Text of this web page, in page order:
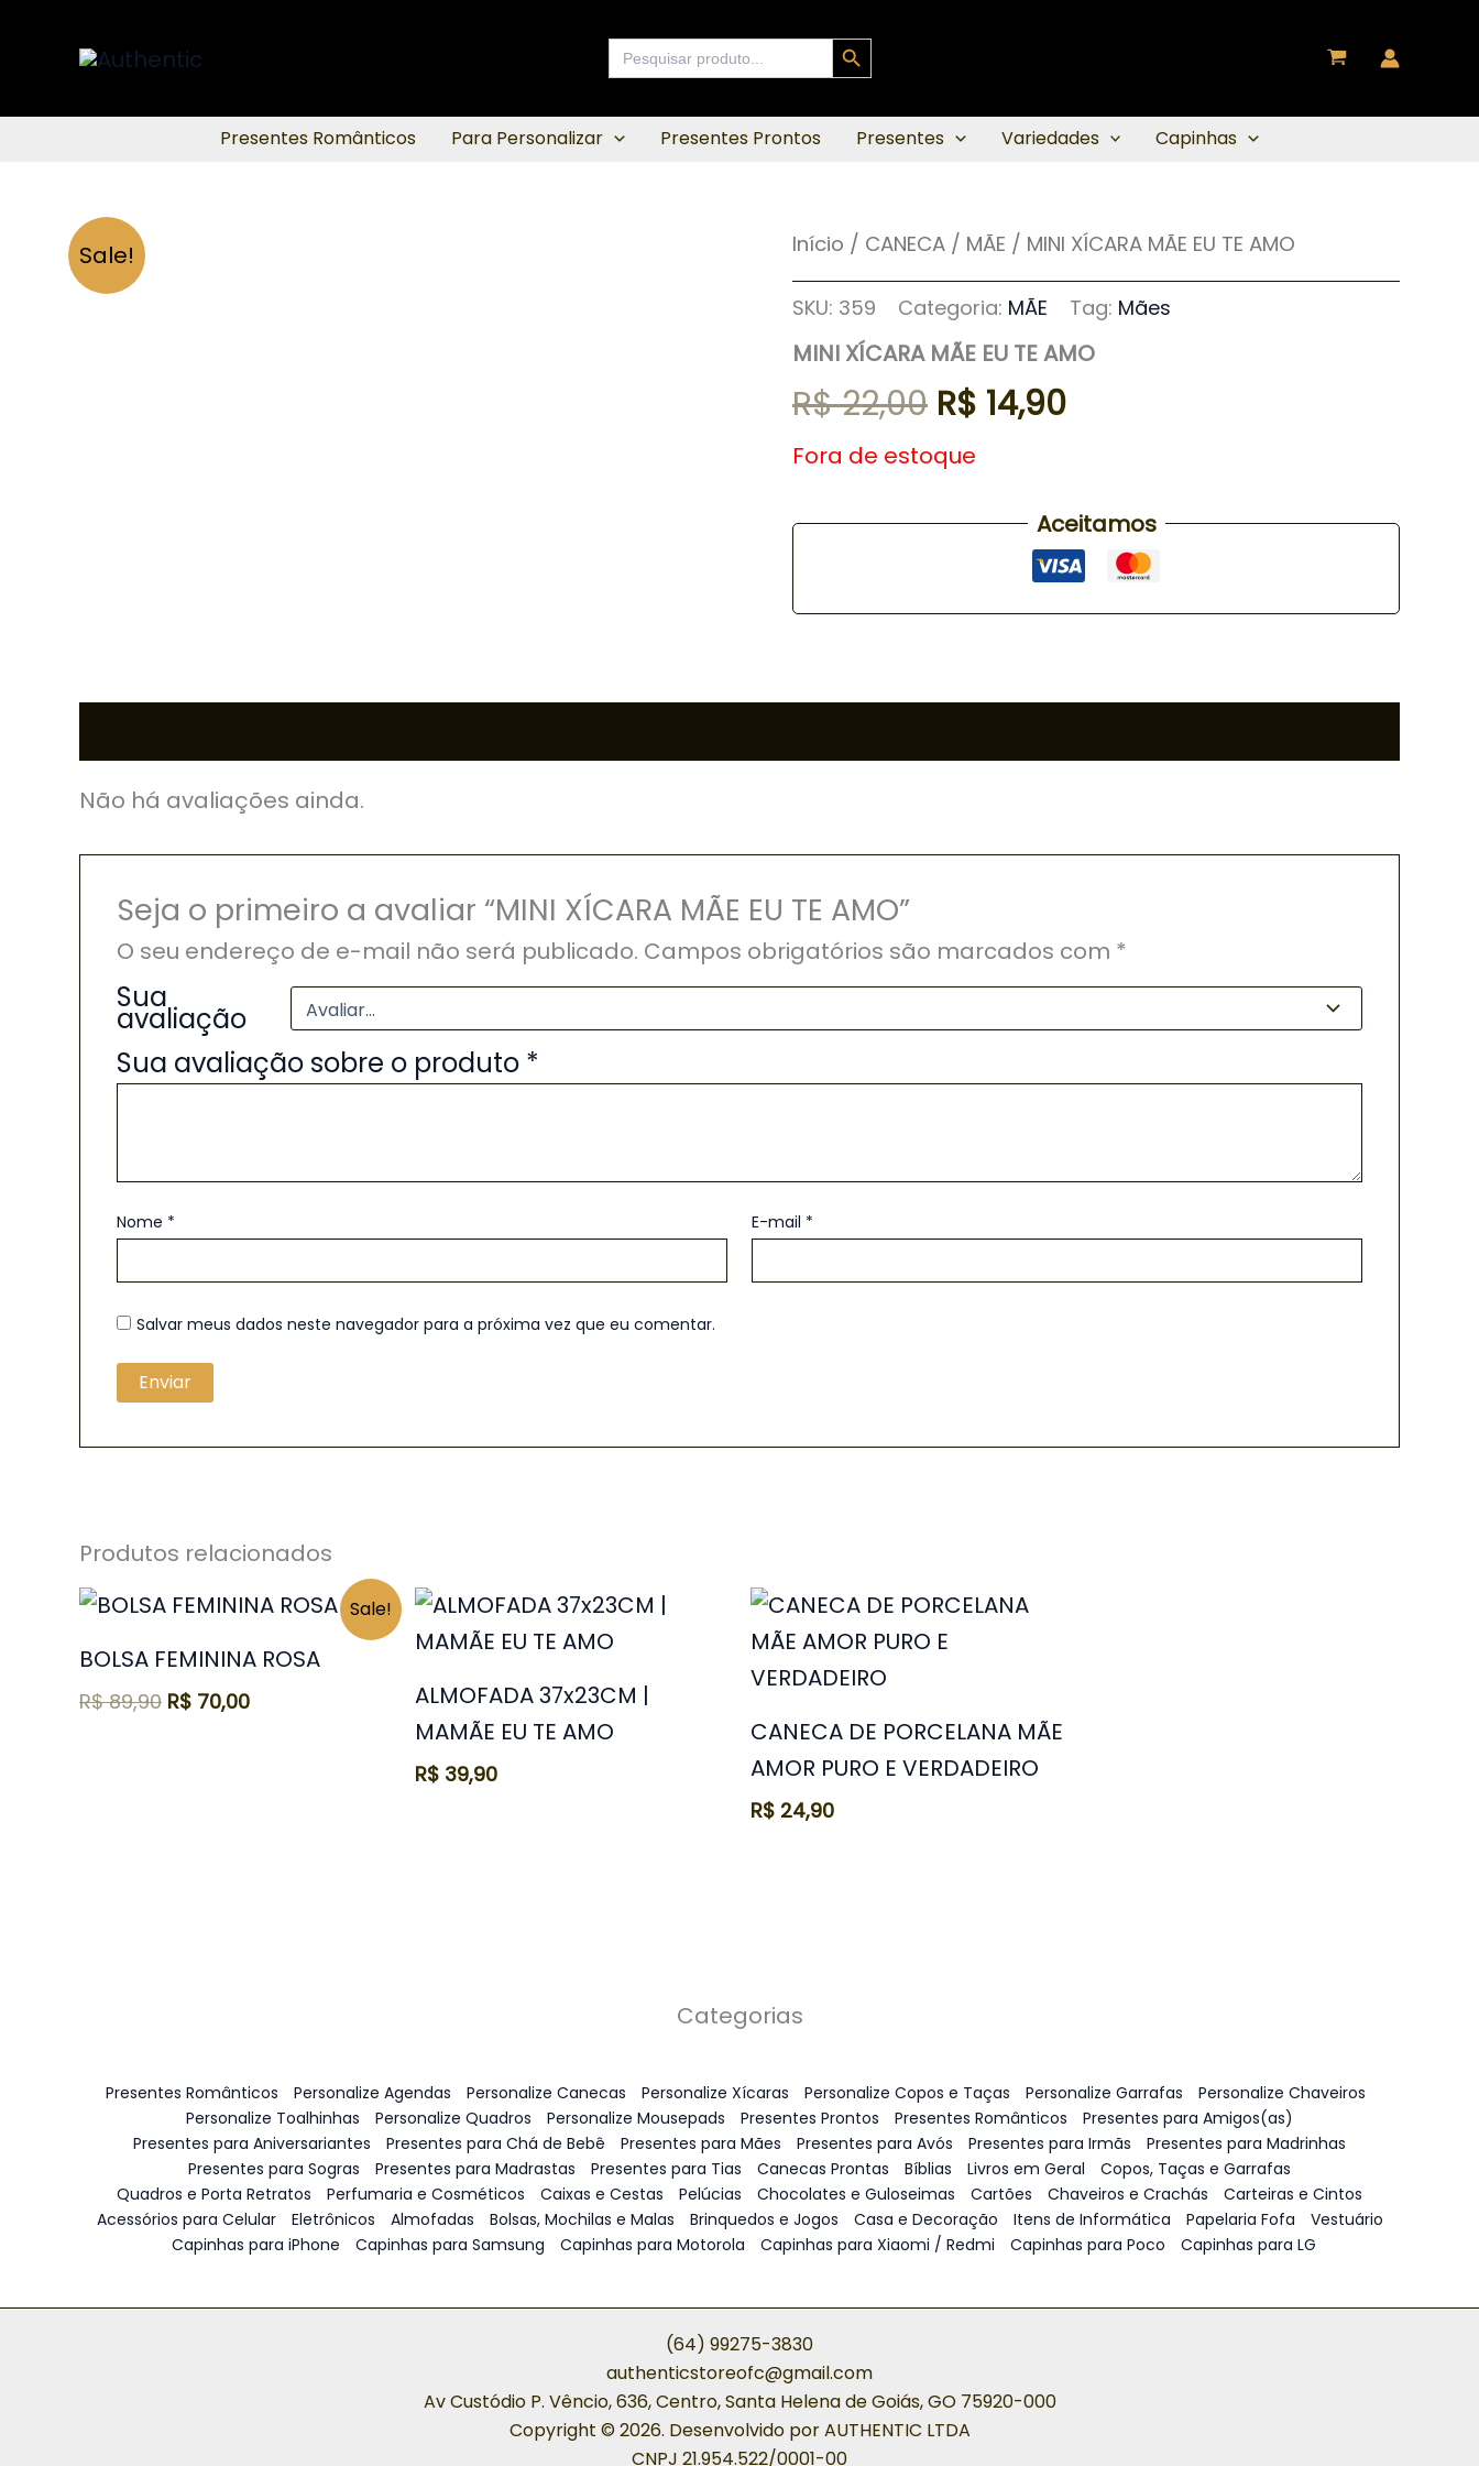
conteúdo
Search
for:
Search Button
Presentes Românticos Para Personalizar Presentes Prontos Presentes Variedades Capinhas
Sale! Início / CANECA / MÃE / MINI XÍCARA MÃE EU TE AMO
SKU: 359 Categoria: MÃE Tag: Mães
MINI XÍCARA MÃE EU TE AMO
R$22,00
O
preço
original
era:
R$ 22,00.
R$ 14,90
O
preço
atual
é:
Fora de estoque
Aceitamos
Não há avaliações ainda.
Seja o primeiro a avaliar “MINI XÍCARA MÃE EU TE AMO”
O seu endereço de e-mail não será publicado. Campos obrigatórios são marcados com *
Sua
avaliação
Sua avaliação sobre o produto *
Nome * E-mail *
Salvar meus dados neste navegador para a próxima vez que eu comentar.
Produtos relacionados
Sale!
BOLSA FEMININA ROSA
R$89,90
O
original
era:
R$ 89,90.
R$ 70,00
O
atual
é:
R$ 70,00.
ALMOFADA 37x23CM |
MAMÃE EU TE AMO
R$ 39,90
CANECA DE PORCELANA MÃE
AMOR PURO E VERDADEIRO
R$ 24,90
Categorias
Presentes Românticos Personalize Agendas Personalize Canecas Personalize Xícaras Personalize Copos e Taças Personalize Garrafas
Personalize Chaveiros
Personalize Toalhinhas
Personalize Quadros Personalize Mousepads Presentes Prontos Presentes Românticos
Presentes para Amigos(as)
Presentes para Aniversariantes
Presentes para Chá de Bebê Presentes para Mães Presentes para Avós Presentes para Irmãs
Presentes para Madrinhas
Presentes para Sogras
Presentes para Madrastas Presentes para Tias Canecas Prontas Bíblias Livros em Geral
Copos, Taças e Garrafas
Quadros e Porta Retratos
Perfumaria e Cosméticos Caixas e Cestas Pelúcias Chocolates e Guloseimas Cartões Chaveiros e Crachás
Carteiras e Cintos
Acessórios para Celular
Eletrônicos Almofadas Bolsas, Mochilas e Malas Brinquedos e Jogos Casa e Decoração Itens de Informática Papelaria Fofa
Vestuário
Capinhas para iPhone
Capinhas para Samsung Capinhas para Motorola Capinhas para Xiaomi / Redmi Capinhas para Poco Capinhas para LG
(64) 99275-3830
authenticstoreofc@gmail.com
Av Custódio P. Vêncio, 636, Centro, Santa Helena de Goiás, GO 75920-000
Copyright © 2026. Desenvolvido por AUTHENTIC LTDA
CNPJ 21.954.522/0001-00